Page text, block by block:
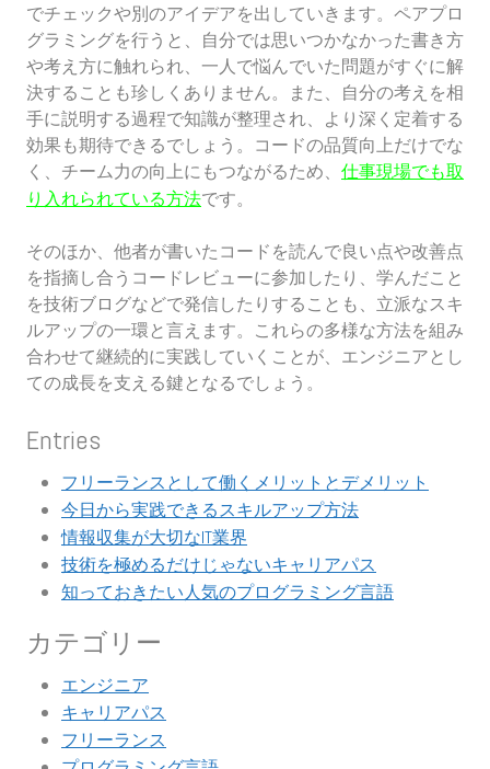
でチェックや別のアイデアを出していきます。ペアプロ
グラミングを行うと、自分では思いつかなかった書き方
や考え方に触れられ、一人で悩んでいた問題がすぐに解
決することも珍しくありません。また、自分の考えを相
手に説明する過程で知識が整理され、より深く定着する
効果も期待できるでしょう。コードの品質向上だけでな
く、チーム力の向上にもつながるため、 仕事現場でも取
り入れられている方法です。
そのほか、他者が書いたコードを読んで良い点や改善点
を指摘し合うコードレビューに参加したり、学んだこと
を技術ブログなどで発信したりすることも、立派なスキ
ルアップの一環と言えます。これらの多様な方法を組み
合わせて継続的に実践していくことが、エンジニアとし
ての成長を支える鍵となるでしょう。
Entries
フリーランスとして働くメリットとデメリット
今日から実践できるスキルアップ方法
情報収集が大切なIT業界
技術を極めるだけじゃないキャリアパス
知っておきたい人気のプログラミング言語
カテゴリー
エンジニア
キャリアパス
フリーランス